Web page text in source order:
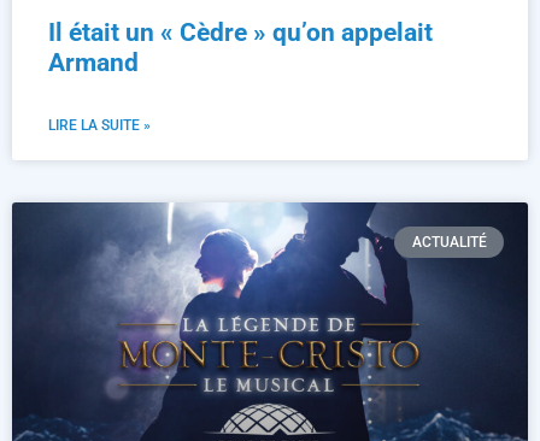
Il était un « Cèdre » qu’on appelait
Armand
LIRE LA SUITE »
ACTUALITÉ